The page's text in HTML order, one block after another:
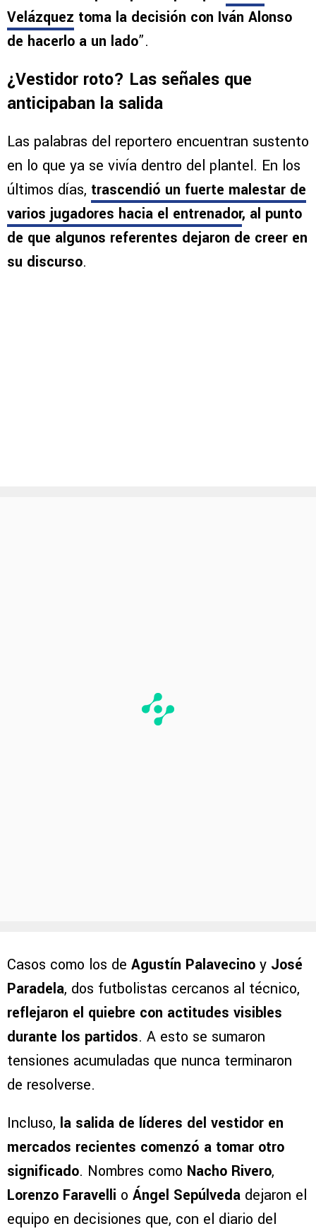
Velázquez toma la decisión con Iván Alonso
de hacerlo a un lado”.
¿Vestidor roto? Las señales que
anticipaban la salida
Las palabras del reportero encuentran sustento
en lo que ya se vivía dentro del plantel. En los
últimos días, trascendió un fuerte malestar de
varios jugadores hacia el entrenador, al punto
de que algunos referentes dejaron de creer en
su discurso.
Casos como los de Agustín Palavecino y José
Paradela, dos futbolistas cercanos al técnico,
reflejaron el quiebre con actitudes visibles
durante los partidos. A esto se sumaron
tensiones acumuladas que nunca terminaron
de resolverse.
Incluso, la salida de líderes del vestidor en
mercados recientes comenzó a tomar otro
significado. Nombres como Nacho Rivero,
Lorenzo Faravelli o Ángel Sepúlveda dejaron el
equipo en decisiones que, con el diario del